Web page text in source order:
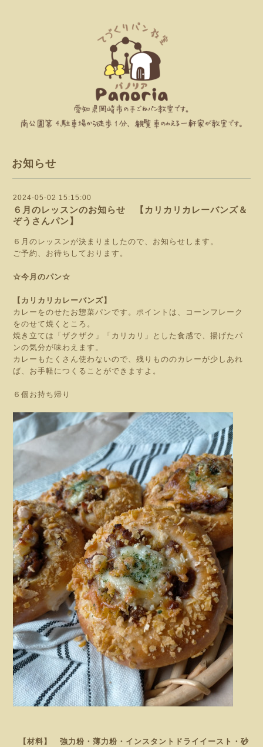
お知らせ
2024-05-02 15:15:00
６月のレッスンのお知らせ 【カリカリカレーバンズ＆
ぞうさんパン】
６月のレッスンが決まりましたので、お知らせします。
ご予約、お待ちしております。
☆今月のパン☆
【カリカリカレーバンズ】
カレーをのせたお惣菜パンです。 ポイントは、コーンフレーク
をのせて焼くところ。
焼き立ては「ザクザク」「カリカリ」とした食感で、揚げたパ
ンの気分が味わえます。
カレーもたくさん使わないので、残りもののカレーが少しあれ
ば、お手軽につくることができますよ。
６個お持ち帰り
【材料】 強力粉・薄力粉・インスタントドライイースト・砂